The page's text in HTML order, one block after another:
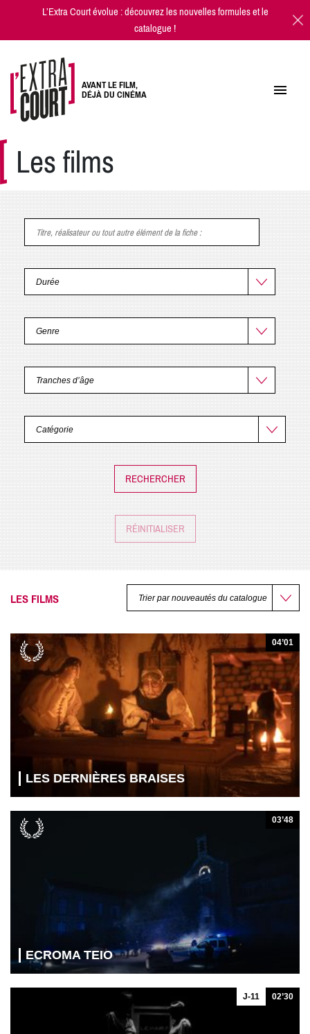
L’Extra Court évolue : découvrez lesnouvelles formulesetle
catalogue!
AVANT LE FILM,
DÉJÀ DU CINÉMA
Les films
Titre, réalisateur ou tout autre élément de la fiche:
RÉINITIALISER
LES FILMS
LES DERNIÈRES BRAISES
04’01
ECROMA TEIO
03’48
J-11 02’30